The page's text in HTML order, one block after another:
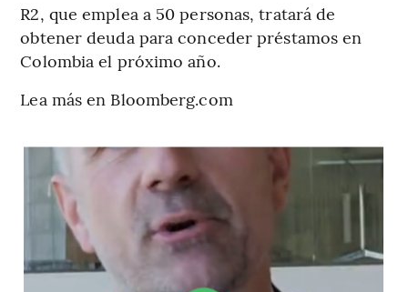
R2, que emplea a 50 personas, tratará de
obtener deuda para conceder préstamos en
Colombia el próximo año.
Lea más en Bloomberg.com